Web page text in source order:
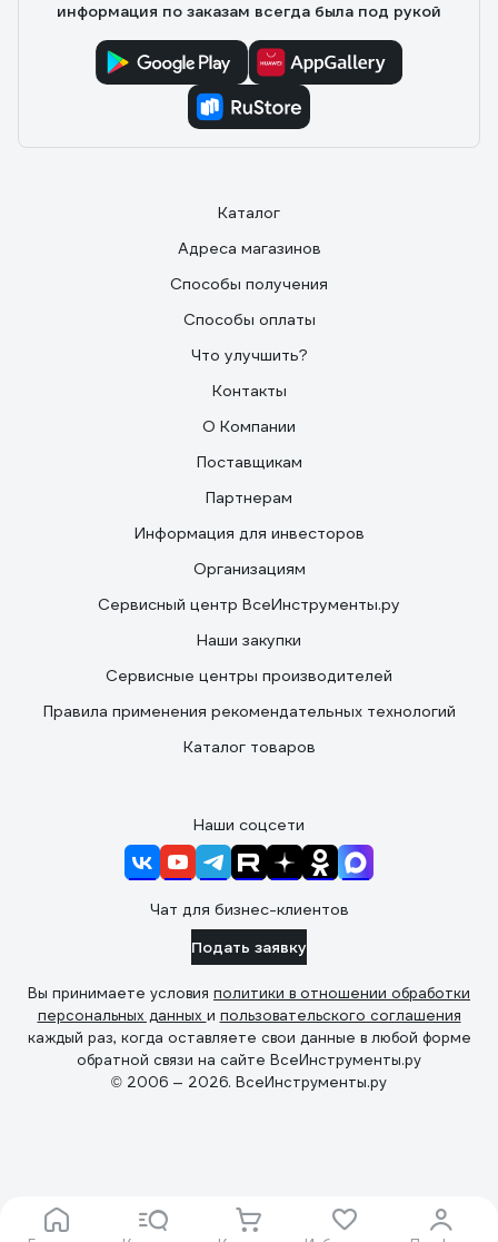
информация по заказам всегда была под рукой
Каталог
Адреса магазинов
Способы получения
Способы оплаты
Что улучшить?
Контакты
О Компании
Поставщикам
Партнерам
Информация для инвесторов
Организациям
Сервисный центр ВсеИнструменты.ру
Наши закупки
Сервисные центры производителей
Правила применения рекомендательных технологий
Каталог товаров
Наши соцсети
Чат для бизнес-клиентов
Подать заявку
Вы принимаете условия политики в отношении обработки
персональных данных и пользовательского соглашения
каждый раз, когда оставляете свои данные в любой форме
обратной связи на сайте ВсеИнструменты.ру
© 2006 — 2026. ВсеИнструменты.ру